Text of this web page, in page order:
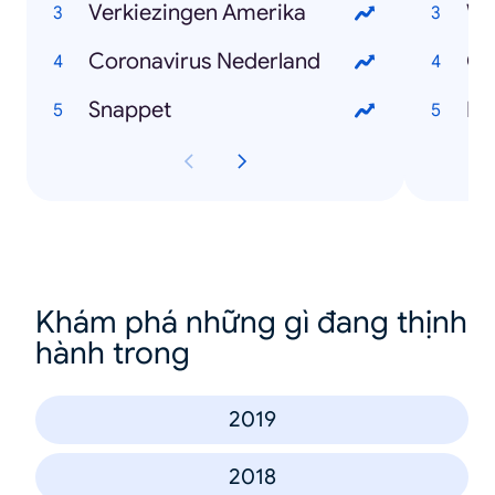
Verkiezingen Amerika
Coronavirus Nederland
Snappet
Khám phá những gì đang thịnh
hành trong
2019
2018